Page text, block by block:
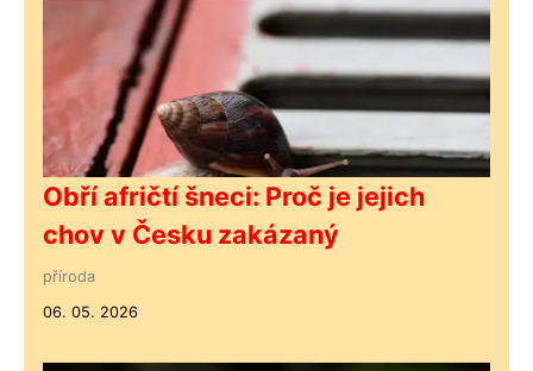
Obří afričtí šneci: Proč je jejich
chov v Česku zakázaný
příroda
06. 05. 2026